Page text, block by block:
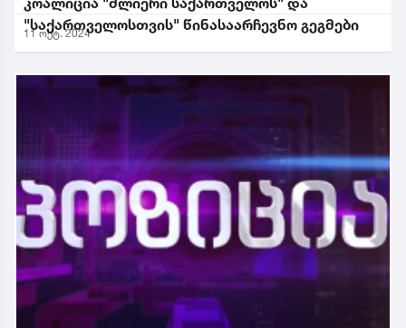
"საქართველოსთვის" წინასაარჩევნო გეგმები
11 ოქტ. 2024